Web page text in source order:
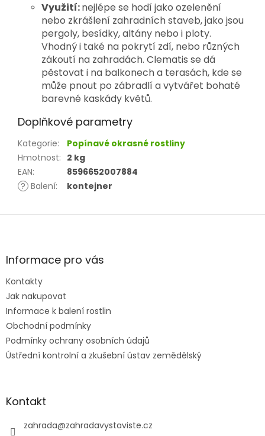
Využití:nejlépe se hodí jako ozelenění
nebo zkrášlení zahradních staveb, jako jsou
pergoly, besídky, altány nebo i ploty.
Vhodný i také na pokrytí zdí, nebo různých
zákoutí na zahradách. Clematis se dá
pěstovat i na balkonech a terasách, kde se
může pnout po zábradlí a vytvářet bohaté
barevné kaskády květů.
Doplňkové parametry
Kategorie:
Popínavé okrasné rostliny
Hmotnost: 2 kg
EAN:
8596652007884
? Balení: kontejner
Z
aInformace pro vás
Kontakty
Jak nakupovat
Informace k balení rostlin
Obchodní podmínky
Podmínky ochrany osobních údajů
Ústřední kontrolní a zkušební ústav zemědělský
Kontakt
zahrada@zahradavystaviste.cz